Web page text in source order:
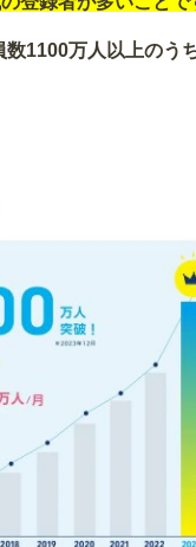
数1100万人以上のう